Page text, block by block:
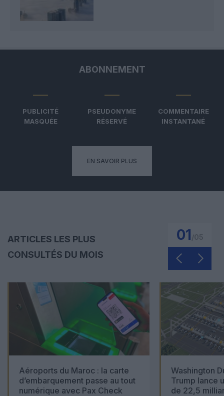
ABONNEMENT
PUBLICITÉ
MASQUÉE
PSEUDONYME
RÉSERVÉ
COMMENTAIRE
INSTANTANÉ
EN SAVOIR PLUS
ARTICLES LES PLUS
CONSULTÉS DU MOIS
01
Aéroports du Maroc : la carte
d’embarquement passe au tout
numérique avec Pax Check
Washington
Trump lance
de 22,5